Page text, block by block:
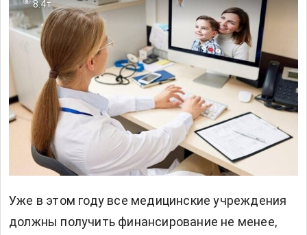
8.4т
Уже в этом году все медицинские учреждения
должны получить финансирование не менее,